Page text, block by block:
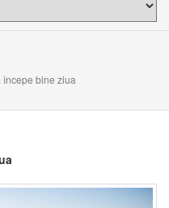
începe bine ziua